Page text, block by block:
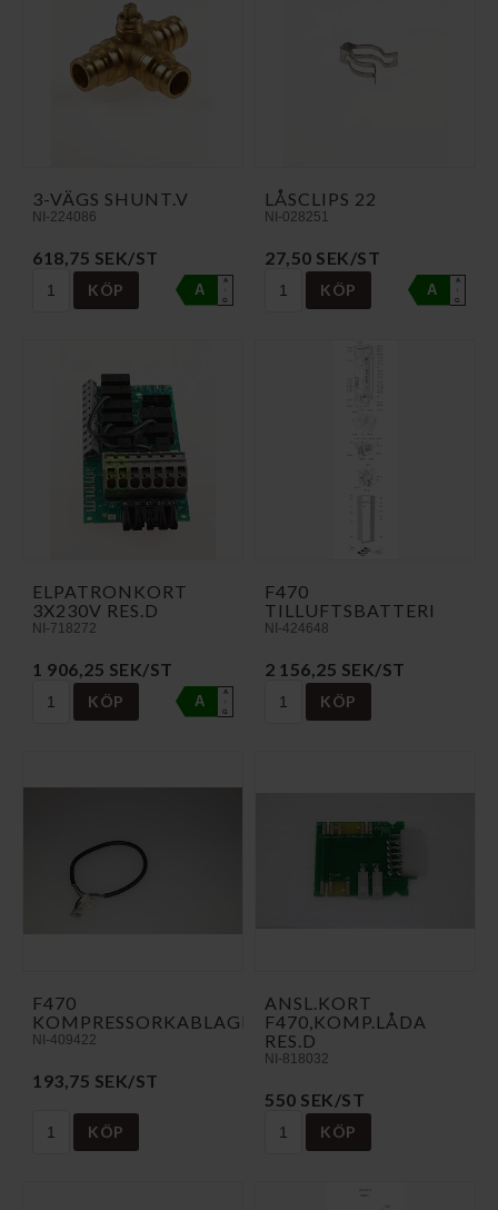
3-VÄGS SHUNT.V
NI-224086
618,75 SEK/ST
KÖP A
A
↑
G
LÅSCLIPS 22
NI-028251
27,50 SEK/ST
KÖP A
A
↑
G
ELPATRONKORT
3X230V RES.D
NI-718272
1 906,25 SEK/ST
KÖP A
A
↑
G
F470
TILLUFTSBATTERI
NI-424648
2 156,25 SEK/ST
KÖP
F470
KOMPRESSORKABLAGE
NI-409422
193,75 SEK/ST
KÖP
ANSL.KORT
F470,KOMP.LÅDA
RES.D
NI-818032
550 SEK/ST
KÖP